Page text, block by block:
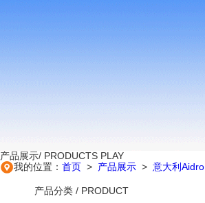
产品展示/ PRODUCTS PLAY
我的位置： 首页 > 产品展示 > 意大利Aidro
产品分类 / PRODUCT